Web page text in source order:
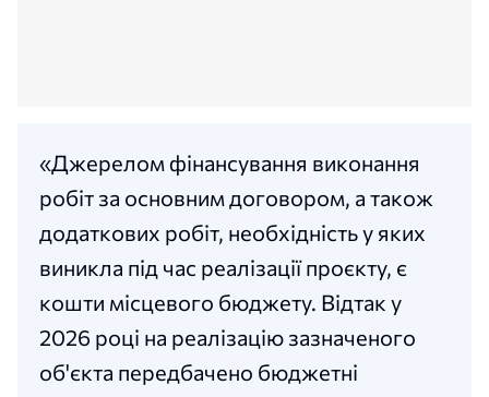
«Джерелом фінансування виконання
робіт за основним договором, а також
додаткових робіт, необхідність у яких
виникла під час реалізації проєкту, є
кошти місцевого бюджету. Відтак у
2026 році на реалізацію зазначеного
об'єкта передбачено бюджетні